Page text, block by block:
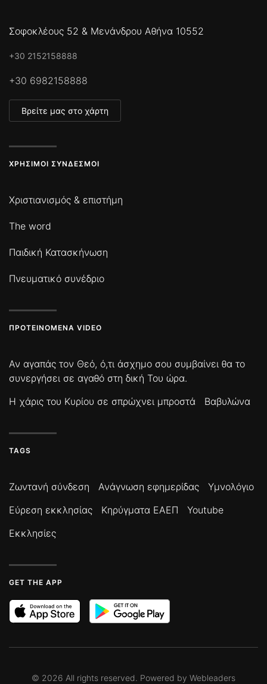
Σοφοκλέους 52 & Μενάνδρου Αθήνα 10552
+30 2152158888
+30 6982158888
Βρείτε μας στο χάρτη
ΧΡΉΣΙΜΟΙ ΣΎΝΔΕΣΜΟΙ
Χριστιανισμός & επιστήμη
The word
Παιδική Κατασκήνωση
Πνευματικό συνέδριο
ΠΡΟΤΕΙΝΌΜΕΝΑ VIDEO
Αν αγαπάς τον Θεό, ό,τι άσχημο σου συμβαίνει θα το
συνεργήσει σε αγαθό στη δική Του ώρα.
Η χάρις του Κυρίου σε σπρώχνει μπροστά
Βαβυλώνα
TAGS
Ζωντανή σύνδεση Ανάγνωση εφημερίδας
Υμνολόγιο
Εύρεση εκκλησίας
Κηρύγματα ΕΑΕΠ
Youtube
Εκκλησίες
GET THE APP
© 2026 All rights reserved. Powered by Webleaders